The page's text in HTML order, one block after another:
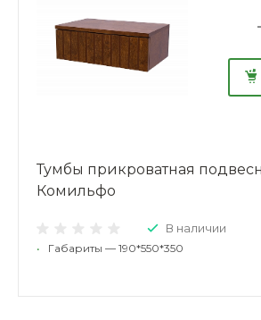
-
Тумбы прикроватная
Комильфо
В наличии
• Габариты — 190*550*350